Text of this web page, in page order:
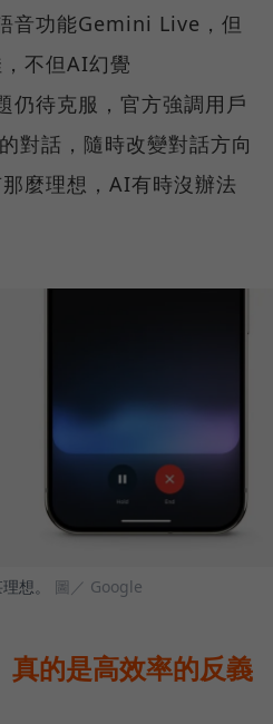
音功能Gemini Live，但
不但AI幻覺
待克服，官方強調用戶
對話，隨時改變對話方向
麼理想，AI有時沒辦法
想。 圖／ Google
真的是高效率的反義